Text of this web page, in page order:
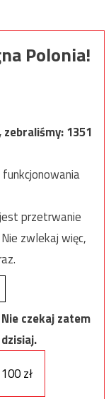
Polonia!
zebraliśmy:1351
przetrwanie
zwlekaj więc,
czekaj zatem
100 zł